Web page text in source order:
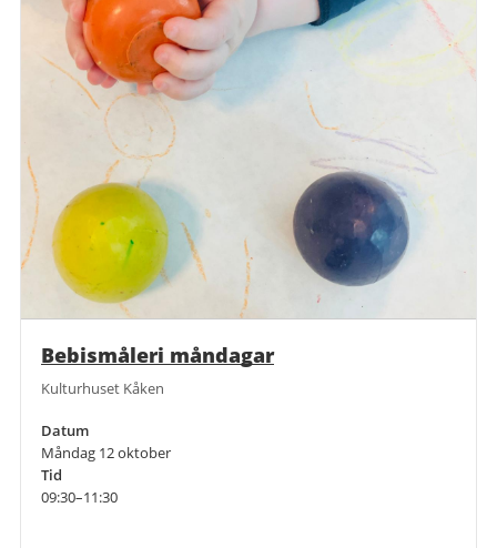
Bebismåleri måndagar
Kulturhuset Kåken
Datum
Måndag 12 oktober
Tid
09:30–11:30